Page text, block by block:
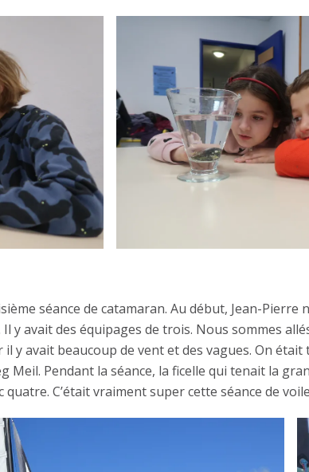
séance de catamaran. Au début, Jean-
y avait des équipages de trois. Nous sommes
y avait beaucoup de vent et des vagues. On
Pendant la séance, la ficelle qui tenait la
C’était vraiment super cette séance de